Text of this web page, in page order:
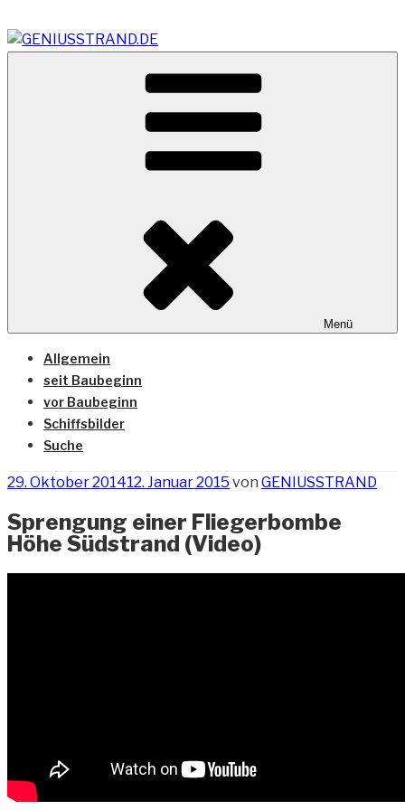
Inhalt
springen
GENIUSSTRAND.DE
Vom Geniusstrand zum JadeWeserPort/Container
Terminal Wilhelmshaven
Menü
Allgemein
seit Baubeginn
vor Baubeginn
Schiffsbilder
Suche
Veröffentlicht
29. Oktober 201412. Januar 2015 von GENIUSSTRAND
Sprengung einer Fliegerbombe
Höhe Südstrand (Video)